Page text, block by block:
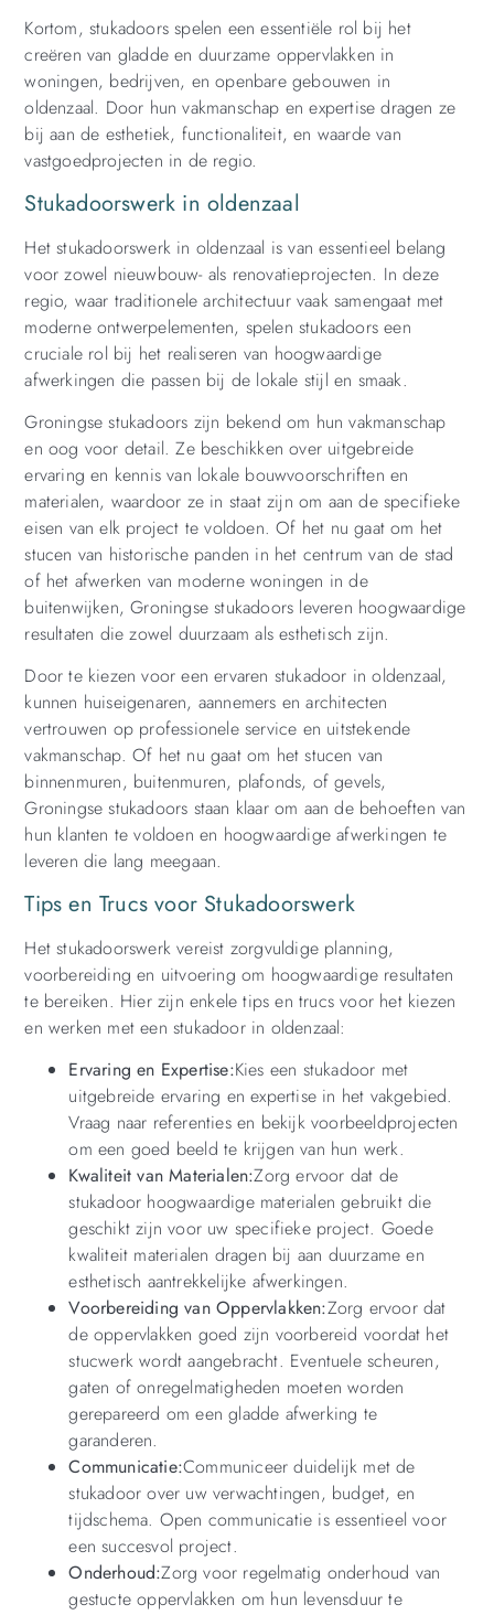
Kortom, stukadoors spelen een essentiële rol bij het
creëren van gladde en duurzame oppervlakken in
woningen, bedrijven, en openbare gebouwen in
oldenzaal. Door hun vakmanschap en expertise dragen ze
bij aan de esthetiek, functionaliteit, en waarde van
vastgoedprojecten in de regio.
Stukadoorswerk in oldenzaal
Het stukadoorswerk in oldenzaal is van essentieel belang
voor zowel nieuwbouw- als renovatieprojecten. In deze
regio, waar traditionele architectuur vaak samengaat met
moderne ontwerpelementen, spelen stukadoors een
cruciale rol bij het realiseren van hoogwaardige
afwerkingen die passen bij de lokale stijl en smaak.
Groningse stukadoors zijn bekend om hun vakmanschap
en oog voor detail. Ze beschikken over uitgebreide
ervaring en kennis van lokale bouwvoorschriften en
materialen, waardoor ze in staat zijn om aan de specifieke
eisen van elk project te voldoen. Of het nu gaat om het
stucen van historische panden in het centrum van de stad
of het afwerken van moderne woningen in de
buitenwijken, Groningse stukadoors leveren hoogwaardige
resultaten die zowel duurzaam als esthetisch zijn.
Door te kiezen voor een ervaren stukadoor in oldenzaal,
kunnen huiseigenaren, aannemers en architecten
vertrouwen op professionele service en uitstekende
vakmanschap. Of het nu gaat om het stucen van
binnenmuren, buitenmuren, plafonds, of gevels,
Groningse stukadoors staan klaar om aan de behoeften van
hun klanten te voldoen en hoogwaardige afwerkingen te
leveren die lang meegaan.
Tips en Trucs voor Stukadoorswerk
Het stukadoorswerk vereist zorgvuldige planning,
voorbereiding en uitvoering om hoogwaardige resultaten
te bereiken. Hier zijn enkele tips en trucs voor het kiezen
en werken met een stukadoor in oldenzaal:
Ervaring en Expertise:Kies een stukadoor met
uitgebreide ervaring en expertise in het vakgebied.
Vraag naar referenties en bekijk voorbeeldprojecten
om een goed beeld te krijgen van hun werk.
Kwaliteit van Materialen:Zorg ervoor dat de
stukadoor hoogwaardige materialen gebruikt die
geschikt zijn voor uw specifieke project. Goede
kwaliteit materialen dragen bij aan duurzame en
esthetisch aantrekkelijke afwerkingen.
Voorbereiding van Oppervlakken:Zorg ervoor dat
de oppervlakken goed zijn voorbereid voordat het
stucwerk wordt aangebracht. Eventuele scheuren,
gaten of onregelmatigheden moeten worden
gerepareerd om een gladde afwerking te
garanderen.
Communicatie:Communiceer duidelijk met de
stukadoor over uw verwachtingen, budget, en
tijdschema. Open communicatie is essentieel voor
een succesvol project.
Onderhoud:Zorg voor regelmatig onderhoud van
gestucte oppervlakken om hun levensduur te